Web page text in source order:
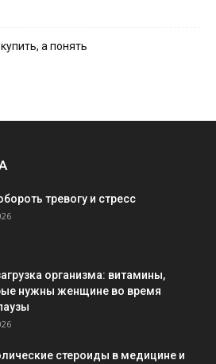
а понять
тревогу и стресс
организма: витамины,
нужны женщине во время
стероиды в медицине и